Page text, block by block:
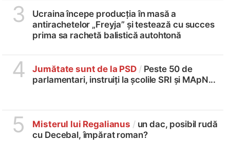
3
Ucraina începe producția în masă a
antirachetelor „Freyja” și testează cu succes
prima sa rachetă balistică autohtonă
4 Jumătate sunt de la PSD / Peste 50 de
parlamentari, instruiți la școlile SRI și MApN...
5 Misterul lui Regalianus /un dac, posibil rudă
cu Decebal, împărat roman?